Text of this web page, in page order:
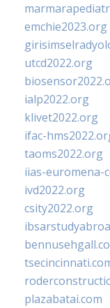
emchie2023.org
utcd2022.org
ialp2022.org
klivet2022.org
ifac-
taoms2022.org
iias-euromena-
ivd2022.org
csity2022.org
plazabatai.com